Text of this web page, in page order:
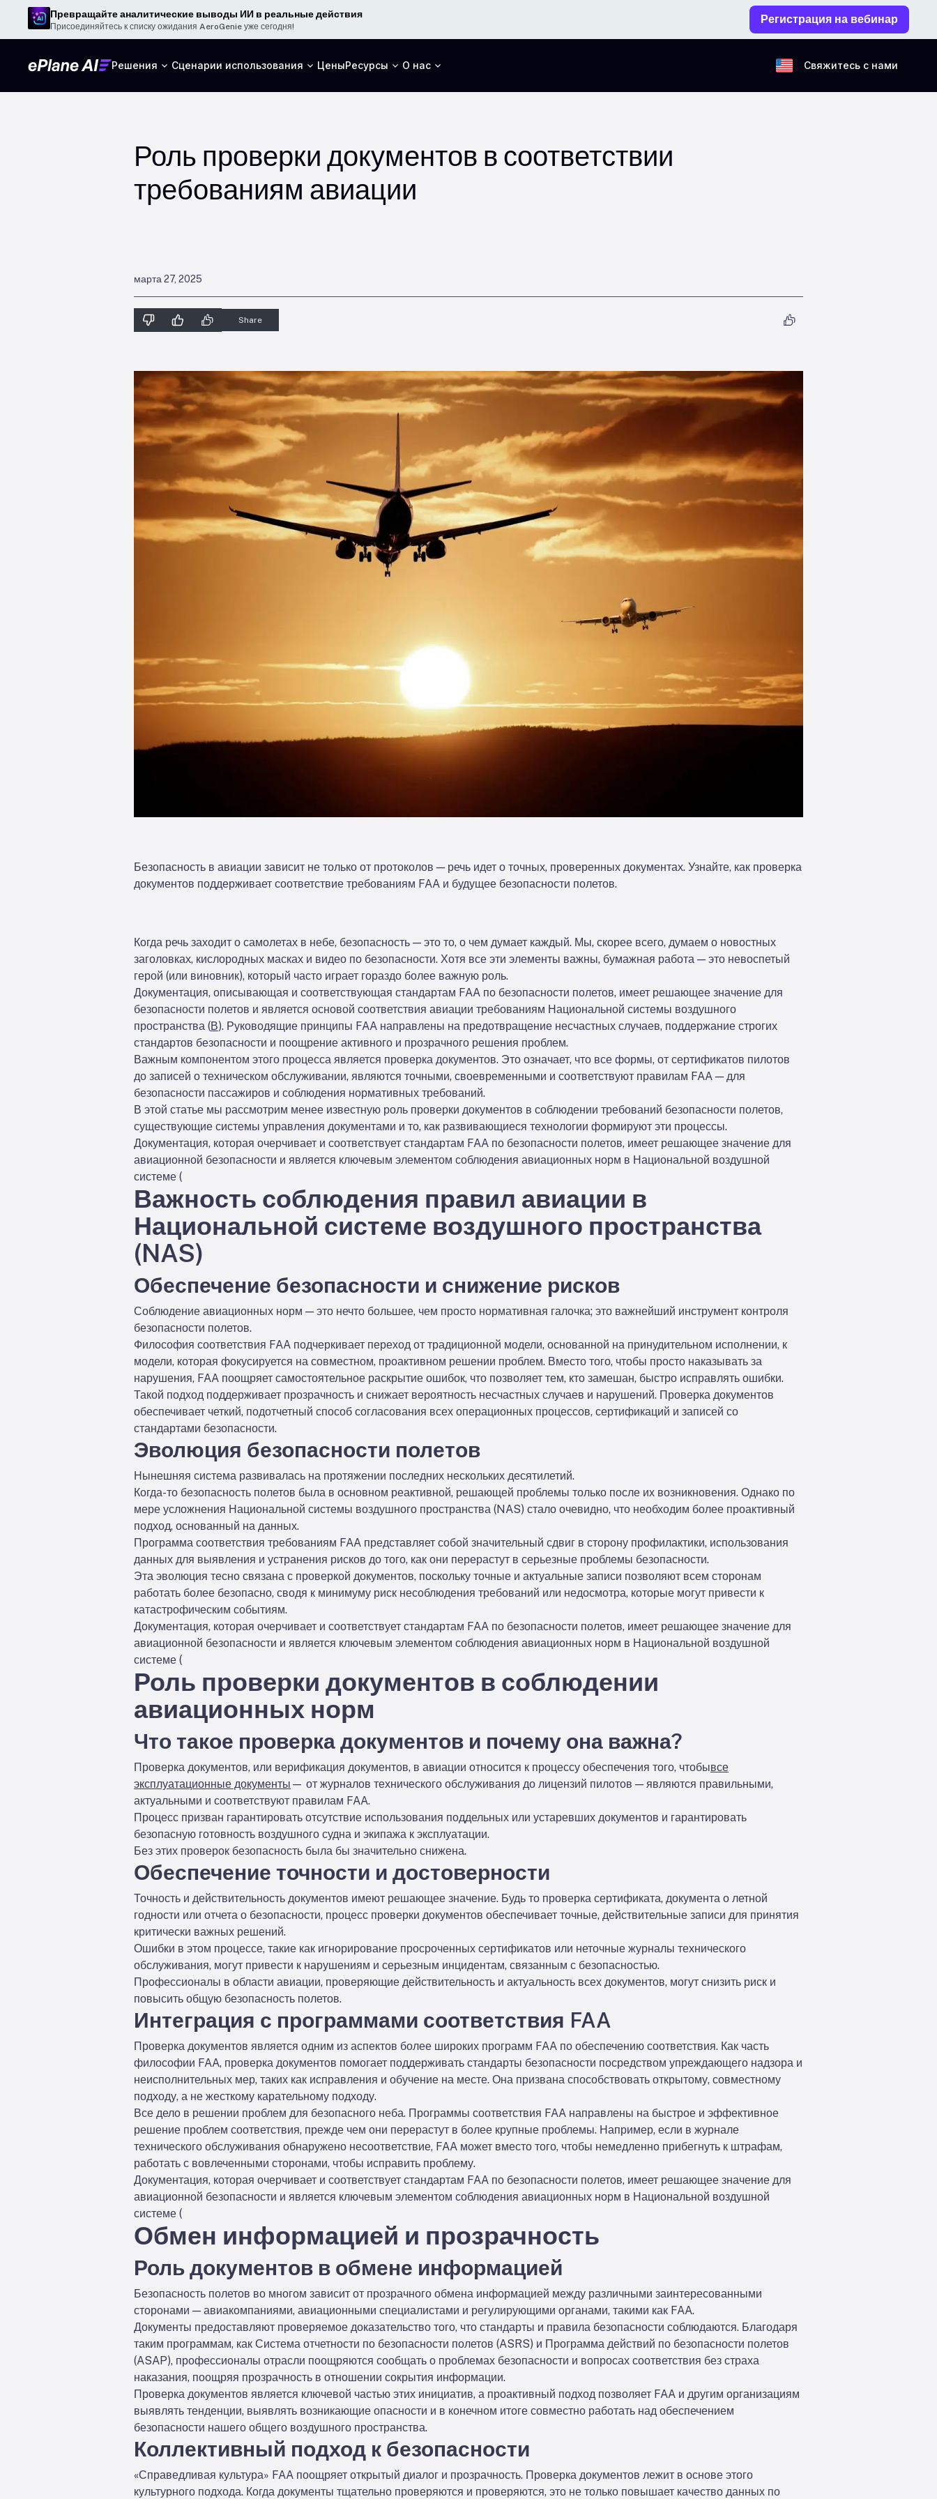
Превращайте аналитические выводы ИИ в реальные действия
Присоединяйтесь к списку ожидания AeroGenie уже сегодня!
Регистрация на вебинар
Решения Сценарии использования ЦеныРесурсы О нас Свяжитесь с нами
Роль проверки документов в соответствии
требованиям авиации
марта 27, 2025
Share
Безопасность в авиации зависит не только от протоколов — речь идет о точных, проверенных документах. Узнайте, как проверка
документов поддерживает соответствие требованиям FAA и будущее безопасности полетов.
Когда речь заходит о самолетах в небе, безопасность — это то, о чем думает каждый. Мы, скорее всего, думаем о новостных
заголовках, кислородных масках и видео по безопасности. Хотя все эти элементы важны, бумажная работа — это невоспетый
герой (или виновник), который часто играет гораздо более важную роль.
Документация, описывающая и соответствующая стандартам FAA по безопасности полетов, имеет решающее значение для
безопасности полетов и является основой соответствия авиации требованиям Национальной системы воздушного
пространства (В). Руководящие принципы FAA направлены на предотвращение несчастных случаев, поддержание строгих
стандартов безопасности и поощрение активного и прозрачного решения проблем.
Важным компонентом этого процесса является проверка документов. Это означает, что все формы, от сертификатов пилотов
до записей о техническом обслуживании, являются точными, своевременными и соответствуют правилам FAA — для
безопасности пассажиров и соблюдения нормативных требований.
В этой статье мы рассмотрим менее известную роль проверки документов в соблюдении требований безопасности полетов,
существующие системы управления документами и то, как развивающиеся технологии формируют эти процессы.
Документация, которая очерчивает и соответствует стандартам FAA по безопасности полетов, имеет решающее значение для
авиационной безопасности и является ключевым элементом соблюдения авиационных норм в Национальной воздушной
системе (
Важность соблюдения правил авиации в
Национальной системе воздушного пространства
(NAS)
Обеспечение безопасности и снижение рисков
Соблюдение авиационных норм — это нечто большее, чем просто нормативная галочка; это важнейший инструмент контроля
безопасности полетов.
Философия соответствия FAA подчеркивает переход от традиционной модели, основанной на принудительном исполнении, к
модели, которая фокусируется на совместном, проактивном решении проблем. Вместо того, чтобы просто наказывать за
нарушения, FAA поощряет самостоятельное раскрытие ошибок, что позволяет тем, кто замешан, быстро исправлять ошибки.
Такой подход поддерживает прозрачность и снижает вероятность несчастных случаев и нарушений. Проверка документов
обеспечивает четкий, подотчетный способ согласования всех операционных процессов, сертификаций и записей со
стандартами безопасности.
Эволюция безопасности полетов
Нынешняя система развивалась на протяжении последних нескольких десятилетий.
Когда-то безопасность полетов была в основном реактивной, решающей проблемы только после их возникновения. Однако по
мере усложнения Национальной системы воздушного пространства (NAS) стало очевидно, что необходим более проактивный
подход, основанный на данных.
Программа соответствия требованиям FAA представляет собой значительный сдвиг в сторону профилактики, использования
данных для выявления и устранения рисков до того, как они перерастут в серьезные проблемы безопасности.
Эта эволюция тесно связана с проверкой документов, поскольку точные и актуальные записи позволяют всем сторонам
работать более безопасно, сводя к минимуму риск несоблюдения требований или недосмотра, которые могут привести к
катастрофическим событиям.
Документация, которая очерчивает и соответствует стандартам FAA по безопасности полетов, имеет решающее значение для
авиационной безопасности и является ключевым элементом соблюдения авиационных норм в Национальной воздушной
системе (
Роль проверки документов в соблюдении
авиационных норм
Что такое проверка документов и почему она важна?
Проверка документов, или верификация документов, в авиации относится к процессу обеспечения того, чтобывсе
эксплуатационные документы — от журналов технического обслуживания до лицензий пилотов — являются правильными,
актуальными и соответствуют правилам FAA.
Процесс призван гарантировать отсутствие использования поддельных или устаревших документов и гарантировать
безопасную готовность воздушного судна и экипажа к эксплуатации.
Без этих проверок безопасность была бы значительно снижена.
Обеспечение точности и достоверности
Точность и действительность документов имеют решающее значение. Будь то проверка сертификата, документа о летной
годности или отчета о безопасности, процесс проверки документов обеспечивает точные, действительные записи для принятия
критически важных решений.
Ошибки в этом процессе, такие как игнорирование просроченных сертификатов или неточные журналы технического
обслуживания, могут привести к нарушениям и серьезным инцидентам, связанным с безопасностью.
Профессионалы в области авиации, проверяющие действительность и актуальность всех документов, могут снизить риск и
повысить общую безопасность полетов.
Интеграция с программами соответствия FAA
Проверка документов является одним из аспектов более широких программ FAA по обеспечению соответствия. Как часть
философии FAA, проверка документов помогает поддерживать стандарты безопасности посредством упреждающего надзора и
неисполнительных мер, таких как исправления и обучение на месте. Она призвана способствовать открытому, совместному
подходу, а не жесткому карательному подходу.
Все дело в решении проблем для безопасного неба. Программы соответствия FAA направлены на быстрое и эффективное
решение проблем соответствия, прежде чем они перерастут в более крупные проблемы. Например, если в журнале
технического обслуживания обнаружено несоответствие, FAA может вместо того, чтобы немедленно прибегнуть к штрафам,
работать с вовлеченными сторонами, чтобы исправить проблему.
Документация, которая очерчивает и соответствует стандартам FAA по безопасности полетов, имеет решающее значение для
авиационной безопасности и является ключевым элементом соблюдения авиационных норм в Национальной воздушной
системе (
Обмен информацией и прозрачность
Роль документов в обмене информацией
Безопасность полетов во многом зависит от прозрачного обмена информацией между различными заинтересованными
сторонами — авиакомпаниями, авиационными специалистами и регулирующими органами, такими как FAA.
Документы предоставляют проверяемое доказательство того, что стандарты и правила безопасности соблюдаются. Благодаря
таким программам, как Система отчетности по безопасности полетов (ASRS) и Программа действий по безопасности полетов
(ASAP), профессионалы отрасли поощряются сообщать о проблемах безопасности и вопросах соответствия без страха
наказания, поощряя прозрачность в отношении сокрытия информации.
Проверка документов является ключевой частью этих инициатив, а проактивный подход позволяет FAA и другим организациям
выявлять тенденции, выявлять возникающие опасности и в конечном итоге совместно работать над обеспечением
безопасности нашего общего воздушного пространства.
Коллективный подход к безопасности
«Справедливая культура» FAA поощряет открытый диалог и прозрачность. Проверка документов лежит в основе этого
культурного подхода. Когда документы тщательно проверяются и проверяются, это не только повышает качество данных по